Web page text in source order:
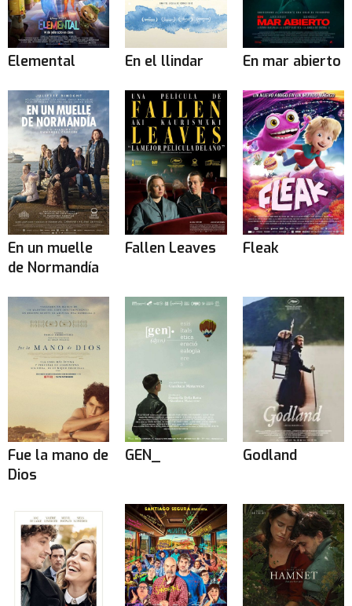
Elemental En el llindar En mar abierto
En un muelle
de Normandía
Fallen Leaves Fleak
Fue la mano de
Dios
GEN_ Godland